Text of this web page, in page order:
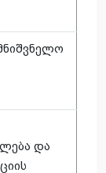
და